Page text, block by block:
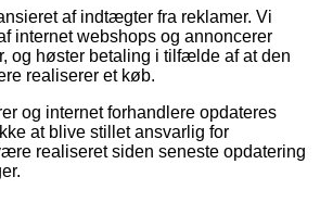
af indtægter fra reklamer. Vi
internet webshops og annoncerer
og høster betaling i tilfælde af at den
realiserer et køb.
og internet forhandlere opdateres
at blive stillet ansvarlig for
realiseret siden seneste opdatering